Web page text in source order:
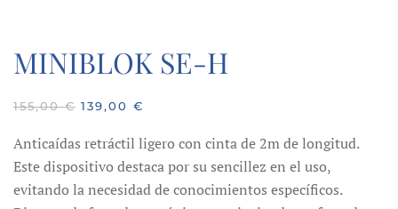
MINIBLOK SE-H
155,00€ EL
ORIGINAL
ERA:
155,00 €.
139,00 €
ACTUAL
ES:
139,00 €.
Anticaídas retráctil ligero con cinta de 2m de longitud.
Este dispositivo destaca por su sencillez en el uso,
evitando la necesidad de conocimientos específicos.